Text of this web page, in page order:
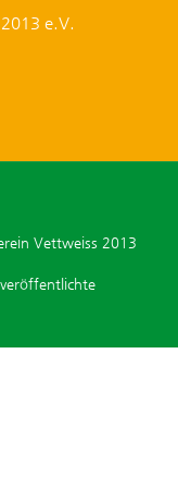
e.V.
Vettweiss 2013
veröffentlichte